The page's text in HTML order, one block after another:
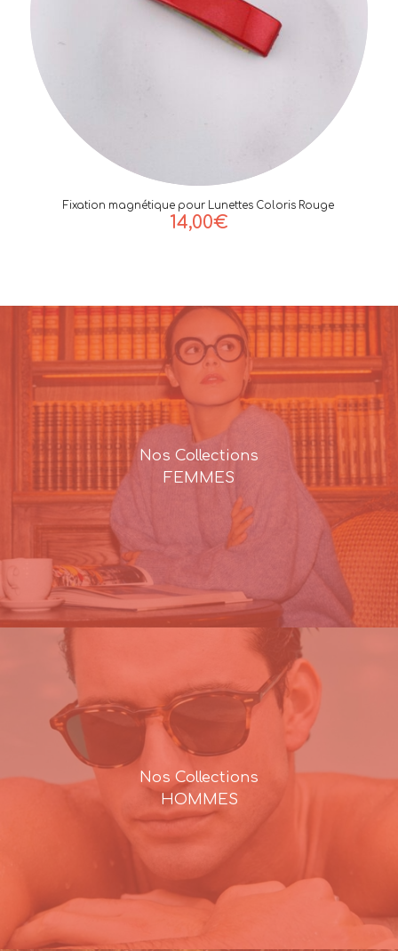
Fixation magnétique pour Lunettes Coloris Rouge
14,00€
Nos Collections
FEMMES
Nos Collections
HOMMES